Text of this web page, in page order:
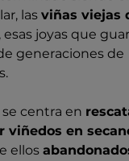
las viñas viejas
, esas joyas que
generaciones de
centra en
viñedos en
ellos